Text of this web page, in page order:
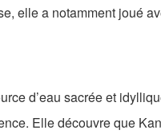
elle a notamment joué
d’eau sacrée et
Elle découvre que